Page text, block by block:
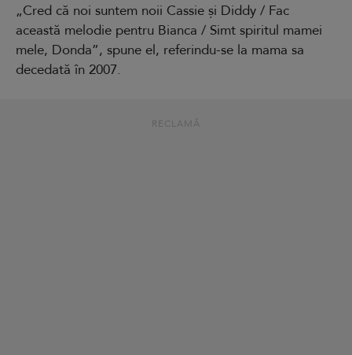
„Cred că noi suntem noii Cassie și Diddy / Fac
această melodie pentru Bianca / Simt spiritul mamei
mele, Donda”, spune el, referindu-se la mama sa
decedată în 2007.
RECLAMĂ